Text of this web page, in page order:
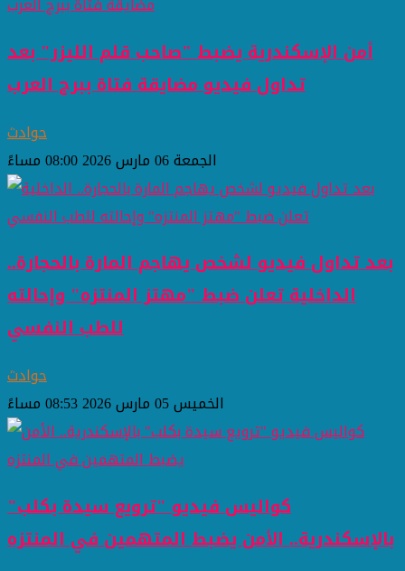
أمن الإسكندرية يضبط "صاحب قلم الليزر" بعد
تداول فيديو مضايقة فتاة ببرج العرب
حوادث
الجمعة 06 مارس 2026 08:00 مساءً
بعد تداول فيديو لشخص يهاجم المارة بالحجارة..
الداخلية تعلن ضبط "مهتز المنتزه" وإحالته
للطب النفسي
حوادث
الخميس 05 مارس 2026 08:53 مساءً
كواليس فيديو "ترويع سيدة بكلب"
بالإسكندرية.. الأمن يضبط المتهمين في المنتزه